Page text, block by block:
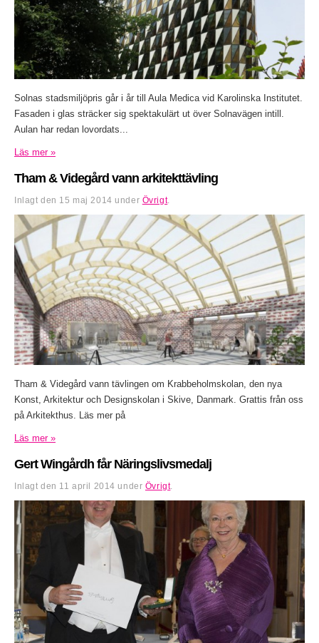
Solnas stadsmiljöpris går i år till Aula Medica vid Karolinska Institutet.
Fasaden i glas sträcker sig spektakulärt ut över Solnavägen intill.
Aulan har redan lovordats...
Läs mer »
Tham & Videgård vann arkitekttävling
Inlagt den 15 maj 2014 under Övrigt.
Tham & Videgård vann tävlingen om Krabbeholmskolan, den nya
Konst, Arkitektur och Designskolan i Skive, Danmark. Grattis från oss
på Arkitekthus. Läs mer på
Läs mer »
Gert Wingårdh får Näringslivsmedalj
Inlagt den 11 april 2014 under Övrigt.